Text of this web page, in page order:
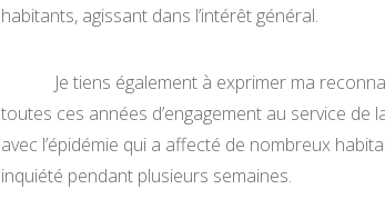
habitants, agissant dans l’intérêt général.
Je tiens également à exprimer ma
toutes ces années d’engagement au service
avec l’épidémie qui a affecté de nombreux
inquiété pendant plusieurs semaines.